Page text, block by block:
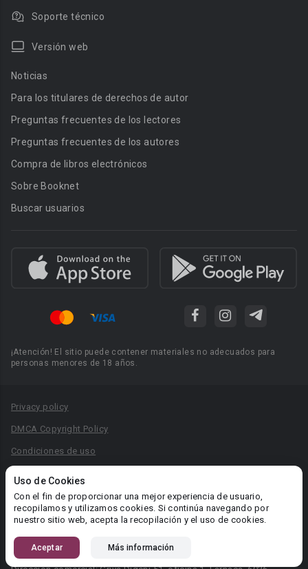
Uso de Cookies
Con el fin de proporcionar una mejor experiencia de usuario,
recopilamos y utilizamos cookies. Si continúa navegando por
nuestro sitio web, acepta la recopilación y el uso de cookies.
Aceptar Más información
Soporte técnico
Versión web
Noticias
Para los titulares de derechos de autor
Preguntas frecuentes de los lectores
Preguntas frecuentes de los autores
Compra de libros electrónicos
Sobre Booknet
Buscar usuarios
¡Atención! El sitio puede contener materiales no adecuados para
personas menores de 18 años.
Privacy policy
DMCA Copyright Policy
Condiciones de uso
Reglas para la publicación de libros
Área RR.PP.: pr@booknet.com
© 2026 Booknet. Todos los derechos reservados.